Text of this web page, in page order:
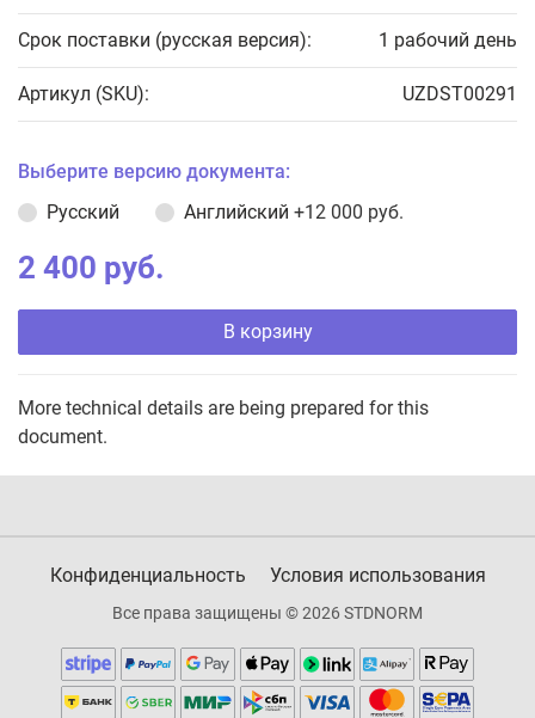
Срок поставки (русская версия): 1 рабочий день
Артикул (SKU): UZDST00291
Выберите версию документа:
Русский
Английский +12 000 руб.
2 400 руб.
В корзину
More technical details are being prepared for this
document.
Конфиденциальность Условия использования
Все права защищены © 2026 STDNORM